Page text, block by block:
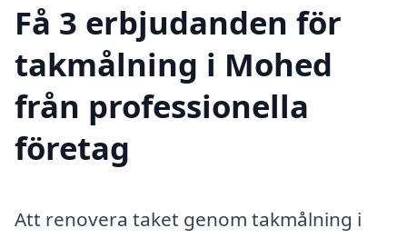
Få 3 erbjudanden för
takmålning i Mohed
från professionella
företag
Att renovera taket genom takmålning i